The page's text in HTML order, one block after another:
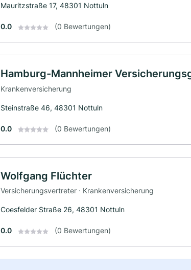
Mauritzstraße 17, 48301 Nottuln
0.0 (0 Bewertungen)
Hamburg-Mannheimer
Krankenversicherung
Steinstraße 46, 48301 Nottuln
0.0 (0 Bewertungen)
Wolfgang Flüchter
Versicherungsvertreter · Krankenversicherung
Coesfelder Straße 26, 48301 Nottuln
0.0 (0 Bewertungen)